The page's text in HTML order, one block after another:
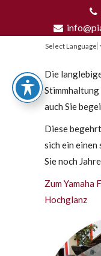
Select Language
Die
auch Sie
Diese
sich ein einen
Sie noch
Zum Yamaha
Hochglanz